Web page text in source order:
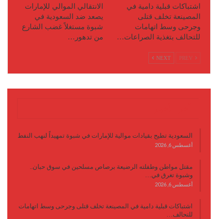
اشتباكات قبلية دامية في
المصينعة تخلف قتلى
وجرحى وسط اتهامات
للتحالف بتغذية الصراعات…
الانتقالي الموالي للإمارات
يصعد ضد السعودية في
شبوة مستغلاً غضب الشارع
من تدهور…
NEXT
السعودية تطيح بقيادات موالية للإمارات في شبوة تمهيداً لنهب النفط
أغسطس 6, 2026
مقتل مواطن وطفلته الرضيعة برصاص مسلحين في سوق حبان..
وشبوة تغرق في…
أغسطس 6, 2026
اشتباكات قبلية دامية في المصينعة تخلف قتلى وجرحى وسط اتهامات
للتحالف…